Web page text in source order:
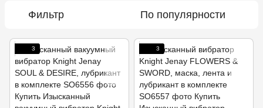
Фильтр По популярности
3 3